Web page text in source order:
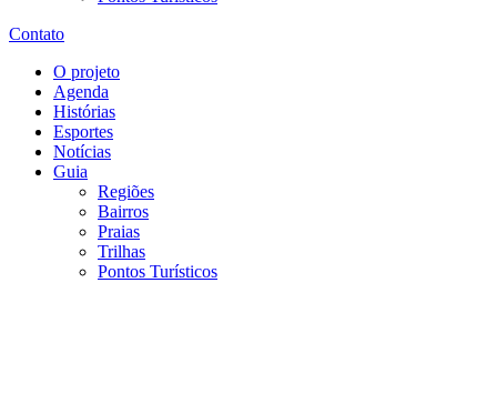
Contato
O projeto
Agenda
Histórias
Esportes
Notícias
Guia
Regiões
Bairros
Praias
Trilhas
Pontos Turísticos